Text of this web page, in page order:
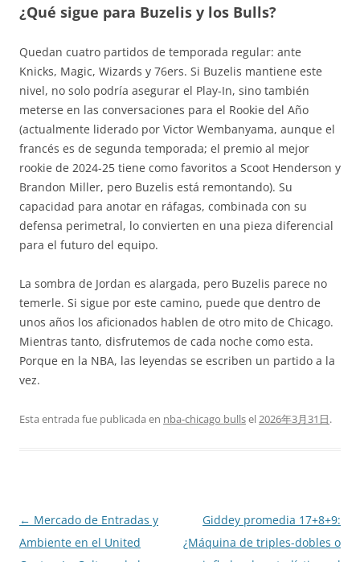
¿Qué sigue para Buzelis y los Bulls?
Quedan cuatro partidos de temporada regular: ante
Knicks, Magic, Wizards y 76ers. Si Buzelis mantiene este
nivel, no solo podría asegurar el Play-In, sino también
meterse en las conversaciones para el Rookie del Año
(actualmente liderado por Victor Wembanyama, aunque el
francés es de segunda temporada; el premio al mejor
rookie de 2024-25 tiene como favoritos a Scoot Henderson y
Brandon Miller, pero Buzelis está remontando). Su
capacidad para anotar en ráfagas, combinada con su
defensa perimetral, lo convierten en una pieza diferencial
para el futuro del equipo.
La sombra de Jordan es alargada, pero Buzelis parece no
temerle. Si sigue por este camino, puede que dentro de
unos años los aficionados hablen de otro mito de Chicago.
Mientras tanto, disfrutemos de cada noche como esta.
Porque en la NBA, las leyendas se escriben un partido a la
vez.
Esta entrada fue publicada en nba-chicago bullsel2026年3月31日.
Navegación
de
← Mercado de Entradas y
Ambiente en el United
Giddey promedia 17+8+9:
¿Máquina de triples-dobles o